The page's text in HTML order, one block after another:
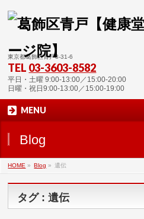
東京都葛飾区青戸3-31-6
TEL 03-3603-8582
平日・土曜 9:00-13:00／15:00-20:00
日曜・祝日9:00-13:00／15:00-19:00
MENU
Blog
HOME » Blog » 遺伝
タグ : 遺伝